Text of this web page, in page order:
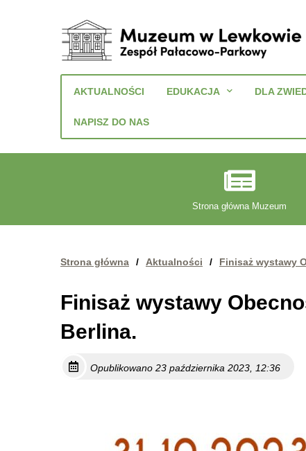
Muzeum
w
Lewkowie
Pałacowo-
AKTUALNOŚCI EDUKACJA DLA
NAPISZ DO NAS
Strona główna Muzeum
Strona główna / Aktualności / Finisaż wystawy
Finisaż wystawy
Berlina.
Opublikowano 23 października 2023, 12:36